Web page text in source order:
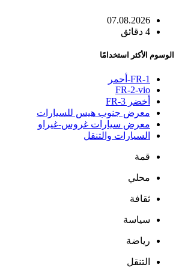
07.08.2026
4 دقائق
الوسوم الأكثر استخدامًا
FR-1-أحمر
FR-2-vio
أخضر FR-3
معرض جنوب هيس للسيارات
معرض سيارات غروس-غيراو
السيارات والتنقل
قمة
محلي
ثقافة
سياسة
رياضة
التنقل